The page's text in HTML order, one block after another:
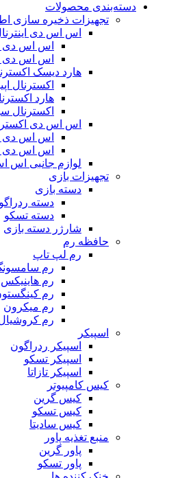
دسته‌بندی محصولات
تجهیزات ذخیره سازی
اس اس دی
اس اس دی
اس اس دی
هارد دیسک
اکسترنال
هارد
اکسترنال
اس اس دی
اس اس دی
اس اس دی
لوازم جانبی اس
تجهیزات بازی
دسته بازی
دسته
دسته تسکو
شارژر دسته بازی
حافظه رم
رم لپ تاپ
رم
رم هاینیکس
رم
رم میکرون
رم
اسپیکر
اسپیکر ردراگون
اسپیکر تسکو
اسپیکر تازاتا
کیس کامپیوتر
کیس گرین
کیس تسکو
کیس سادیتا
منبع تغذیه‌ پاور
پاور گرین
پاور تسکو